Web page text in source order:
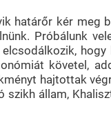
határőr kér meg
Próbálunk
követel,
hajtottak
állam,